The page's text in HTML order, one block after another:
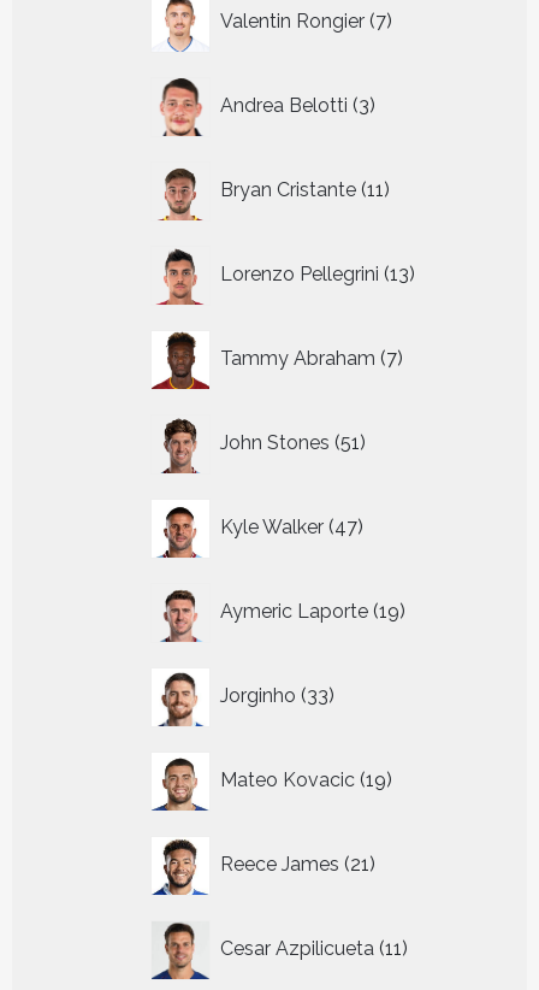
Valentin Rongier 7
producten
Andrea Belotti 3
producten
Bryan Cristante 11
producten
Lorenzo Pellegrini 13
producten
Tammy Abraham 7
producten
John Stones 51
producten
Kyle Walker 47
producten
Aymeric Laporte 19
producten
Jorginho 33
producten
Mateo Kovacic 19
producten
Reece James 21
producten
Cesar Azpilicueta 11
producten